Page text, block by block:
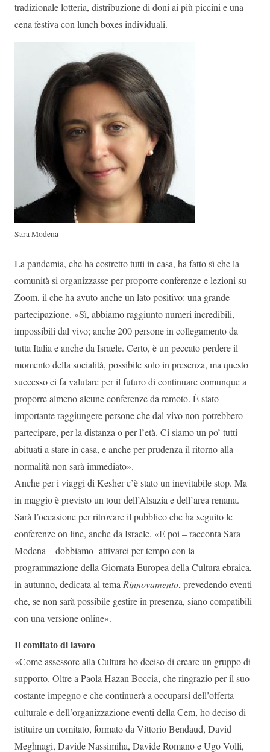
tradizionale lotteria, distribuzione di doni ai più piccini e una
cena festiva con lunch boxes individuali.
Sara Modena
La pandemia, che ha costretto tutti in casa, ha fatto sì che la
comunità si organizzasse per proporre conferenze e lezioni su
Zoom, il che ha avuto anche un lato positivo: una grande
partecipazione. «Sì, abbiamo raggiunto numeri incredibili,
impossibili dal vivo; anche 200 persone in collegamento da
tutta Italia e anche da Israele. Certo, è un peccato perdere il
momento della socialità, possibile solo in presenza, ma questo
successo ci fa valutare per il futuro di continuare comunque a
proporre almeno alcune conferenze da remoto. È stato
importante raggiungere persone che dal vivo non potrebbero
partecipare, per la distanza o per l’età. Ci siamo un po’ tutti
abituati a stare in casa, e anche per prudenza il ritorno alla
normalità non sarà immediato».
Anche per i viaggi di Kesher c’è stato un inevitabile stop. Ma
in maggio è previsto un tour dell’Alsazia e dell’area renana.
Sarà l’occasione per ritrovare il pubblico che ha seguito le
conferenze on line, anche da Israele. «E poi – racconta Sara
Modena – dobbiamo attivarci per tempo con la
programmazione della Giornata Europea della Cultura ebraica,
in autunno, dedicata al temaRinnovamento, prevedendo eventi
che, se non sarà possibile gestire in presenza, siano compatibili
con una versione online».
Il comitato di lavoro
«Come assessore alla Cultura ho deciso di creare un gruppo di
supporto. Oltre a Paola Hazan Boccia, che ringrazio per il suo
costante impegno e che continuerà a occuparsi dell’offerta
culturale e dell’organizzazione eventi della Cem, ho deciso di
istituire un comitato, formato da Vittorio Bendaud, David
Meghnagi, Davide Nassimiha, Davide Romano e Ugo Volli,